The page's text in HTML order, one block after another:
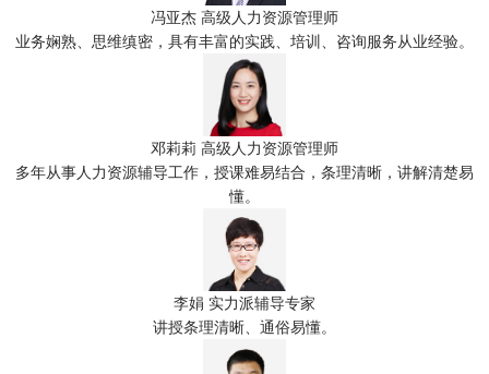
冯亚杰 高级人力资源管理师
业务娴熟、思维缜密，具有丰富的实践、培训、咨询服务从业经验。
邓莉莉 高级人力资源管理师
多年从事人力资源辅导工作，授课难易结合，条理清晰，讲解清楚易
懂。
李娟 实力派辅导专家
讲授条理清晰、通俗易懂。